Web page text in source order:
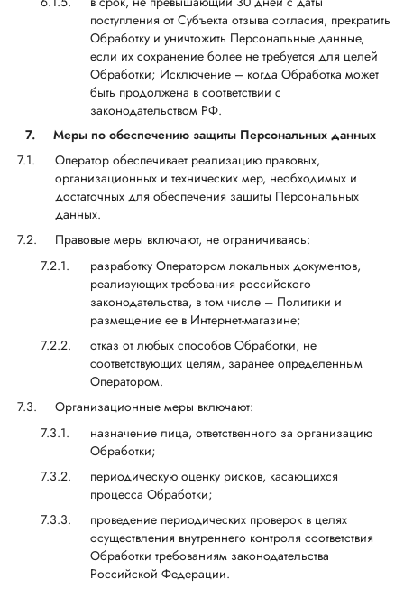
поступления от Субъекта отзыва согласия, прекратить
Обработку и уничтожить Персональные данные,
если их сохранение более не требуется для целей
Обработки; Исключение – когда Обработка может
быть продолжена в соответствии с
законодательством РФ.
7.
Меры по обеспечению защиты Персональных данных
Оператор обеспечивает реализацию правовых,
организационных и технических мер, необходимых и
достаточных для обеспечения защиты Персональных
данных.
Правовые меры включают, не ограничиваясь:
разработку Оператором локальных документов,
реализующих требования российского
законодательства, в том числе – Политики и
размещение ее в Интернет-магазине;
отказ от любых способов Обработки, не
соответствующих целям, заранее определенным
Оператором.
Организационные меры включают:
назначение лица, ответственного за организацию
Обработки;
периодическую оценку рисков, касающихся
процесса Обработки;
проведение периодических проверок в целях
осуществления внутреннего контроля соответствия
Обработки требованиям законодательства
Российской Федерации.